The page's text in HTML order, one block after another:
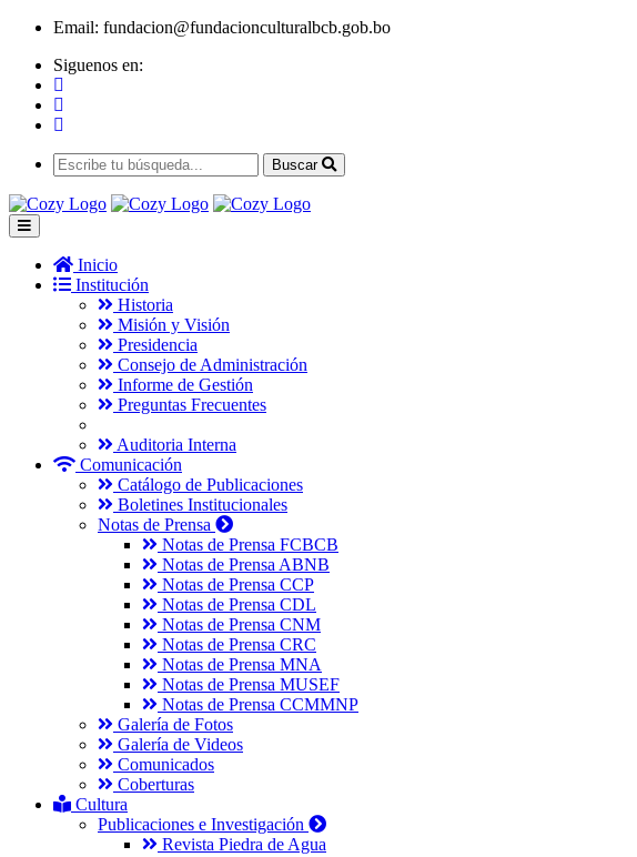
Email: fundacion@fundacionculturalbcb.gob.bo
Siguenos en:
Buscar
Inicio
Institución
Historia
Misión y Visión
Presidencia
Consejo de Administración
Informe de Gestión
Preguntas Frecuentes
Auditoria Interna
Comunicación
Catálogo de Publicaciones
Boletines Institucionales
Notas de Prensa
Notas de Prensa FCBCB
Notas de Prensa ABNB
Notas de Prensa CCP
Notas de Prensa CDL
Notas de Prensa CNM
Notas de Prensa CRC
Notas de Prensa MNA
Notas de Prensa MUSEF
Notas de Prensa CCMMNP
Galería de Fotos
Galería de Videos
Comunicados
Coberturas
Cultura
Publicaciones e Investigación
Revista Piedra de Agua